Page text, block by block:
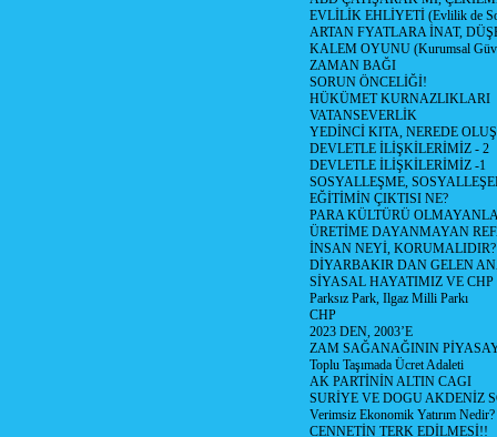
EVLİLİK EHLİYETİ (Evlilik de
ARTAN FYATLARA İNAT,
KALEM OYUNU (Kurumsal
ZAMAN BAĞI
SORUN ÖNCELİĞİ!
HÜKÜMET KURNAZLIKLARI
VATANSEVERLİK
YEDİNCİ KITA, NEREDE
DEVLETLE İLİŞKİLERİMİZ - 2
DEVLETLE İLİŞKİLERİMİZ -1
SOSYALLEŞME,
EĞİTİMİN ÇIKTISI NE?
PARA KÜLTÜRÜ
ÜRETİME DAYANMAYAN
İNSAN NEYİ, KORUMALIDIR?
DİYARBAKIR DAN GELEN
SİYASAL HAYATIMIZ VE CHP
Parksız Park, Ilgaz Milli Parkı
CHP
2023 DEN, 2003’E
ZAM SAĞANAĞININ
Toplu Taşımada Ücret Adaleti
AK PARTİNİN ALTIN CAGI
SURİYE VE DOGU AKDENİZ
Verimsiz Ekonomik Yatırım Nedir?
CENNETİN TERK EDİLMESİ!!